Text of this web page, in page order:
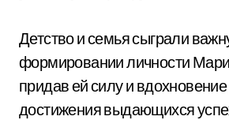
Детство и семья сыграли
формировании личности
придав ей силу и
достижения выдающихся